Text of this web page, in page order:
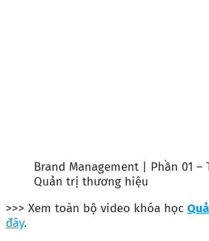
Brand Management | Phần 01 –
Quản trị thương hiệu
>>> Xem toàn bộ video khóa học
đây.